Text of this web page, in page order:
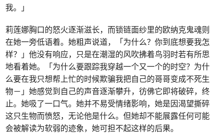
我。」
莉莲娜胸口的怒火逐渐滋长，而锁链面纱里的欧纳克鬼魂则
在她一旁低语着。她粗声说道，「为什么？你到底想要我怎
样？」他没有响应，只是在潮湿的风吹拂着鸟羽时若有所思
地看着她。「为什么要跟踪我穿越一个又一个的时空？为什
么要在我只想帮上忙的时候欺骗我把自己的哥哥变成不死生
物－」她感觉到自己的声音逐渐攀升，彷佛它即将破碎，终
止。她吸了一口气。她并不易受情绪影响，她是因渴望撕碎
这只生物而愤怒，无论他是什么。但她却不能展露任何可能
会被解读为软弱的迹象，她可担不起这样的后果。